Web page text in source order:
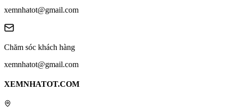
xemnhatot@gmail.com
Chăm sóc khách hàng
xemnhatot@gmail.com
XEMNHATOT.COM